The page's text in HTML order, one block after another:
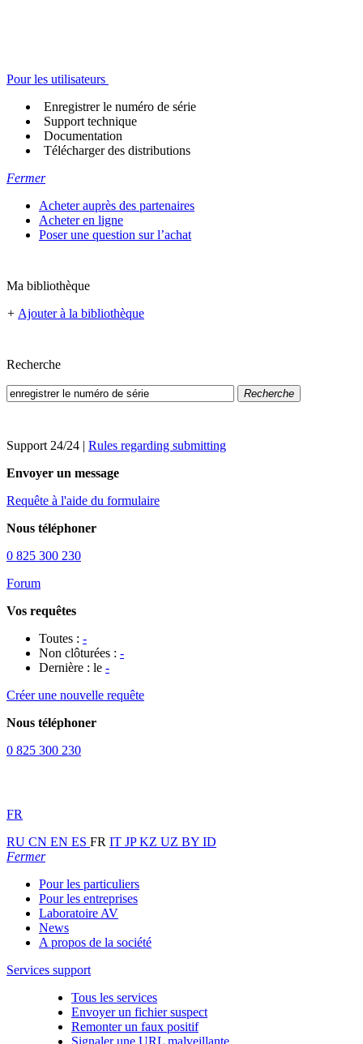
Pour les utilisateurs
Enregistrer le numéro de série
Support technique
Documentation
Télécharger des distributions
Fermer
Acheter auprès des partenaires
Acheter en ligne
Poser une question sur l’achat
Ma bibliothèque
+ Ajouter à la bibliothèque
Recherche
Recherche
Support 24/24 | Rules regarding submitting
Envoyer un message
Requête à l'aide du formulaire
Nous téléphoner
0 825 300 230
Forum
Vos requêtes
Toutes : -
Non clôturées : -
Dernière : le -
Créer une nouvelle requête
Nous téléphoner
0 825 300 230
FR
RU CN EN ES FR IT JPKZ UZ BY ID
Fermer
Pour les particuliers
Pour les entreprises
Laboratoire AV
News
A propos de la société
Services support
Tous les services
Envoyer un fichier suspect
Remonter un faux positif
Signaler une URL malveillante